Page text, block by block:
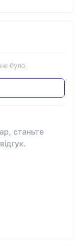
було.
станьте